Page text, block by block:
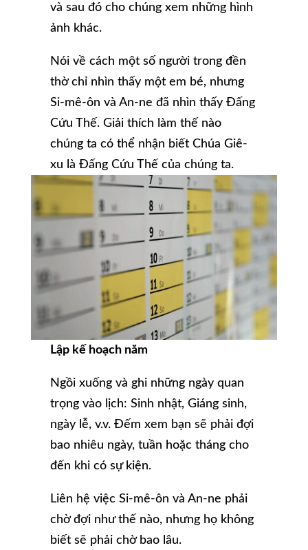
và sau đó cho chúng xem những hình
ảnh khác.
Nói về cách một số người trong đền
thờ chỉ nhìn thấy một em bé, nhưng
Si-mê-ôn và An-ne đã nhìn thấy Đấng
Cứu Thế. Giải thích làm thế nào
chúng ta có thể nhận biết Chúa Giê-
xu là Đấng Cứu Thế của chúng ta.
Lập kế hoạch năm
Ngồi xuống và ghi những ngày quan
trọng vào lịch: Sinh nhật, Giáng sinh,
ngày lễ, v.v. Đếm xem bạn sẽ phải đợi
bao nhiêu ngày, tuần hoặc tháng cho
đến khi có sự kiện.
Liên hệ việc Si-mê-ôn và An-ne phải
chờ đợi như thế nào, nhưng họ không
biết sẽ phải chờ bao lâu.